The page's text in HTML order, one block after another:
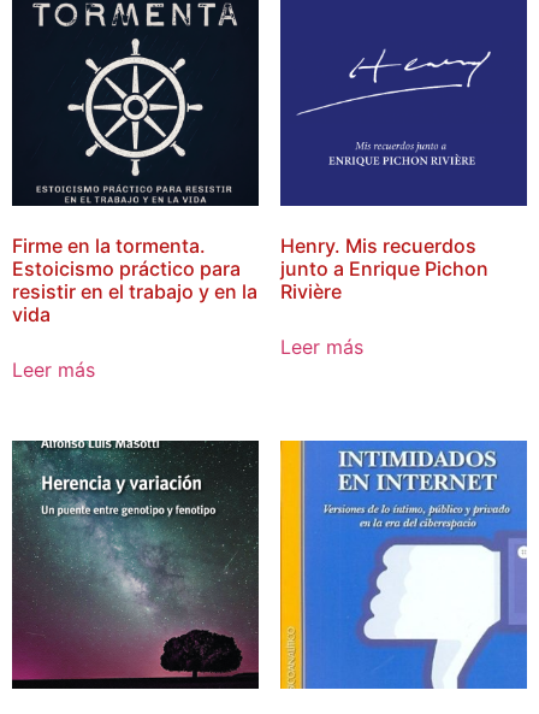
Firme en la tormenta.
Estoicismo práctico para
resistir en el trabajo y en la
vida
Leer más
Henry. Mis recuerdos
junto a Enrique Pichon
Rivière
Leer más